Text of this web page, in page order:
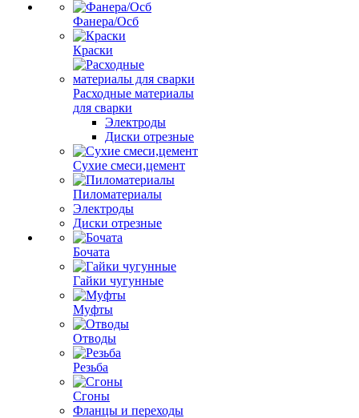
Фанера/Осб
Краски
Расходные материалы
для сварки
Электроды
Диски отрезные
Сухие смеси,цемент
Пиломатериалы
Электроды
Диски отрезные
Бочата
Гайки чугунные
Муфты
Отводы
Резьба
Сгоны
Фланцы и переходы